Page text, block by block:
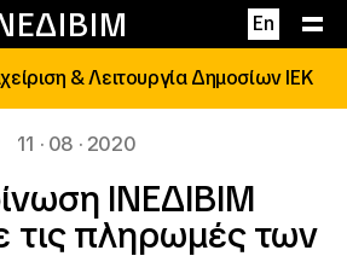
En
& Λειτουργία Δημοσίων ΙΕΚ
11 · 08 · 2020
ΙΝΕΔΙΒΙΜ
τις πληρωμές των